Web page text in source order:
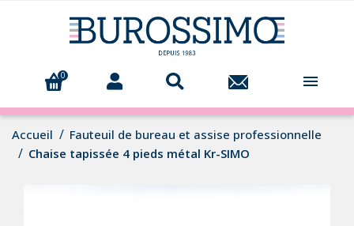
0 
Accueil
Fauteuil de bureau et assise professionnelle
Chaise tapissée 4 pieds métal Kr-SIMO